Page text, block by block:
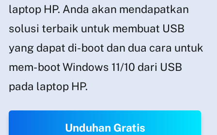
laptop HP. Anda akan mendapatkan
solusi terbaik untuk membuat USB
yang dapat di-boot dan dua cara untuk
mem-boot Windows 11/10 dari USB
pada laptop HP.
Unduhan Gratis